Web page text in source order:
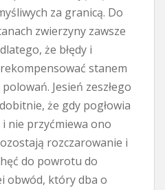
za granicą. Do
zwierzyny zawsze
że błędy i
stanem
Jesień zeszłego
że gdy pogłowia
nie przyćmiewa ono
rozczarowanie i
do powrotu do
obwód, który dba o